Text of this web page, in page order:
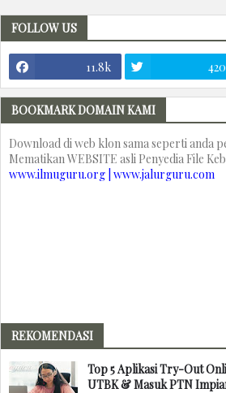
FOLLOW US
11.8k 420
BOOKMARK DOMAIN KAMI
Download di web klon sama seperti anda
Mematikan WEBSITE asli Penyedia File
www.ilmuguru.org | www.jalurguru.com
REKOMENDASI
Top 5 Aplikasi Try-Out
UTBK & Masuk PTN